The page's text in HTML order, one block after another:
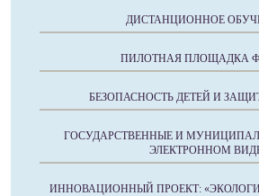
ДИСТАНЦИОННОЕ
ПИЛОТНАЯ ПЛОЩАДКА
БЕЗОПАСНОСТЬ ДЕТЕЙ И
ГОСУДАРСТВЕННЫЕ И
ЭЛЕКТРОННОМ
ИННОВАЦИОННЫЙ ПРОЕКТ: